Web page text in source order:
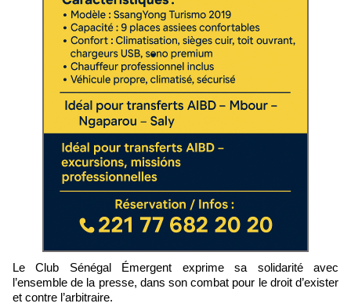
Le Club Sénégal Émergent exprime sa solidarité avec
l’ensemble de la presse, dans son combat pour le droit d’exister
et contre l’arbitraire.